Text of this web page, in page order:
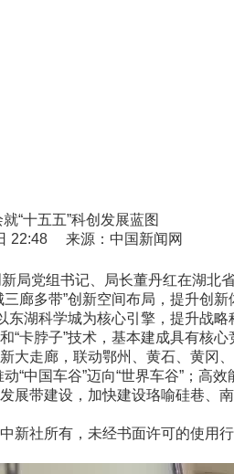
“十五五”科创发展蓝图
22:48 来源：中国新闻网
党组书记、局长董丹红在湖北省
廊多带”创新空间布局，提升创
湖科学城为核心引擎，提升战略
“卡脖子”技术，基本建成具有核
走廊，联动鄂州、黄石、黄冈、
“中国车谷”迈向“世界车谷”；高
带建设，加快建设珞喻硅巷、南
新社所有，未经书面许可的使用